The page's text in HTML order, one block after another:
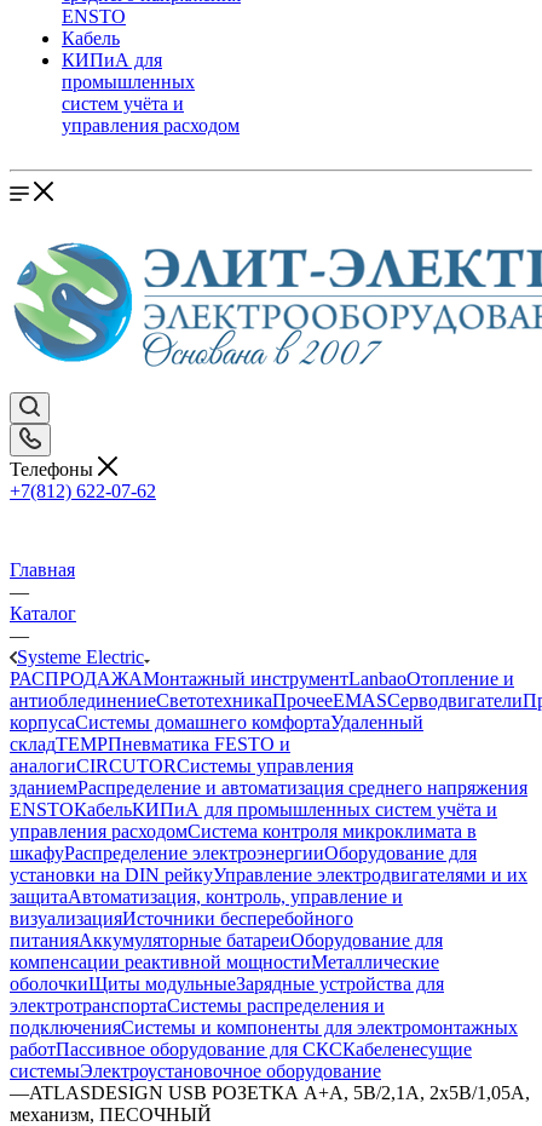
ENSTO
Кабель
КИПиА для
промышленных
систем учёта и
управления расходом
Телефоны
+7(812) 622-07-62
Главная
—
Каталог
—
Systeme Electric
РАСПРОДАЖАМонтажный инструментLanbaoОтопление и
антиоблединениеСветотехникаПрочееEMASCерводвигатели
корпусаСистемы домашнего комфортаУдаленный
складTEMPПневматика FESTO и
аналогиCIRCUTORСистемы управления
зданиемРаспределение и автоматизация среднего напряжения
ENSTOКабельКИПиА для промышленных систем учёта и
управления расходомСистема контроля микроклимата в
шкафуРаспределение электроэнергииОборудование для
установки на DIN рейкуУправление электродвигателями и их
защитаАвтоматизация, контроль, управление и
визуализацияИсточники бесперебойного
питанияАккумуляторные батареиОборудование для
компенсации реактивной мощностиМеталлические
оболочкиЩиты модульныеЗарядные устройства для
электротранспортаСистемы распределения и
подключенияСистемы и компоненты для электромонтажных
работПассивное оборудование для СКСКабеленесущие
системыЭлектроустановочное оборудование
—ATLASDESIGN USB РОЗЕТКА A+A, 5В/2,1А, 2х5В/1,05А,
механизм, ПЕСОЧНЫЙ